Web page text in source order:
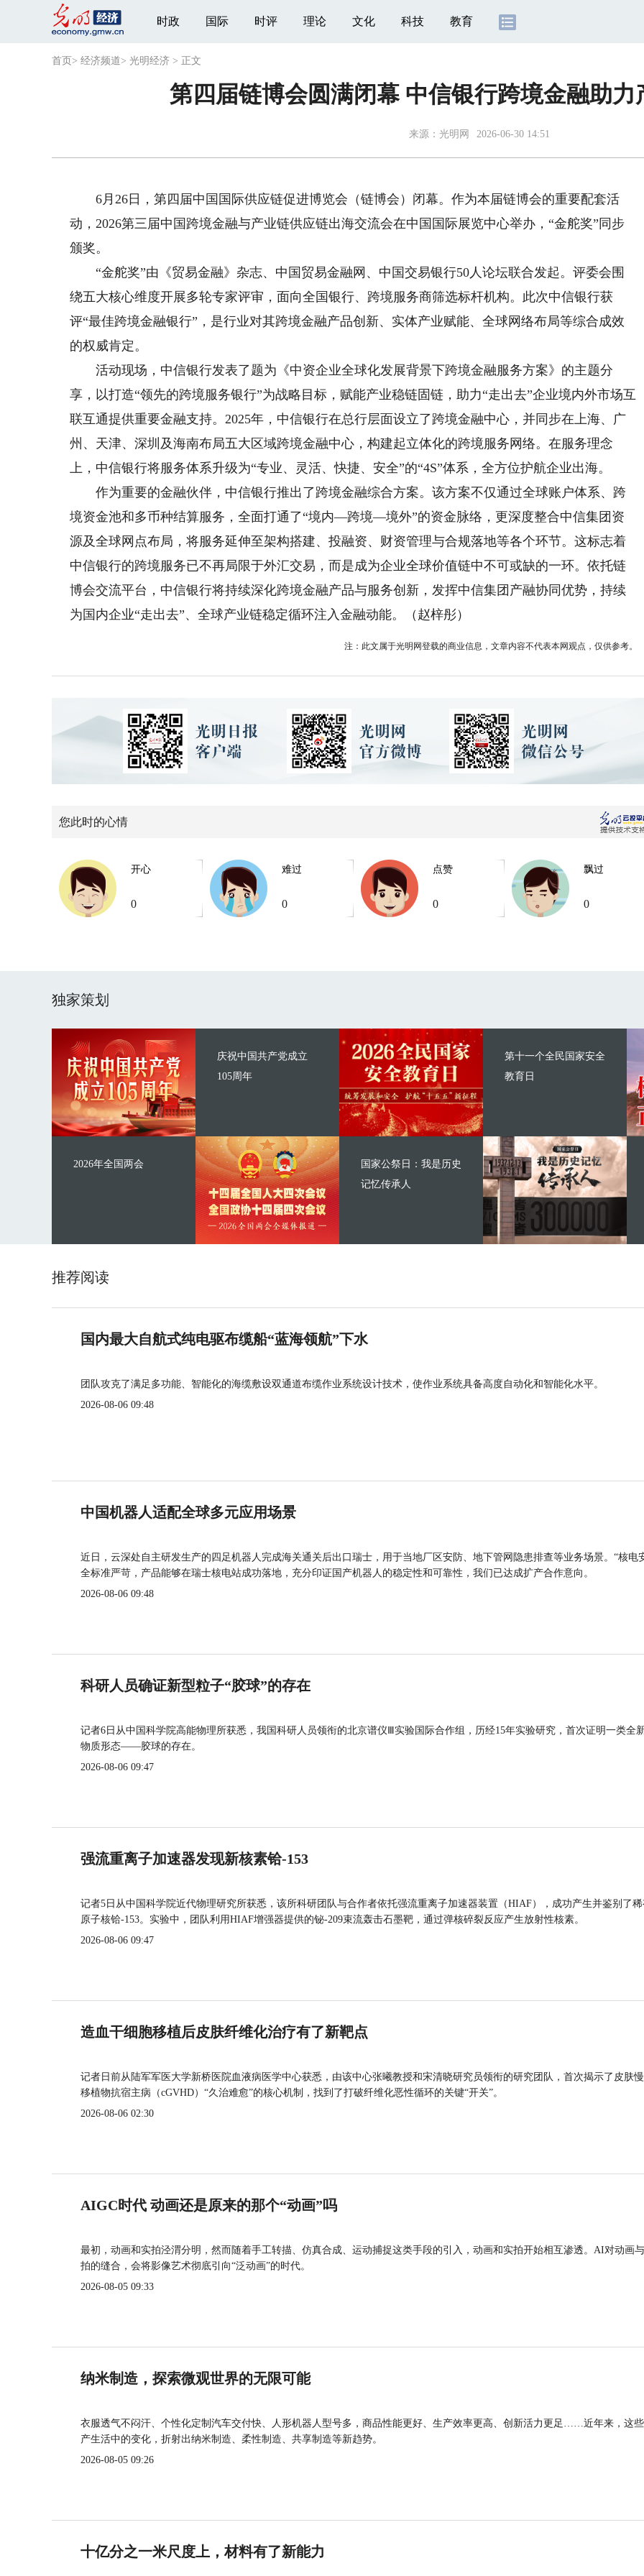
时政 国际 时评 理论 文化 科技 教育
首页 > 经济频道> 光明经济 > 正文
第四届链博会圆满闭幕 中信银行跨境金融助
来源： 光明网 2026-06-30 14:51
6月26日，第四届中国国际供应链促进博览会（链博会）闭幕。作为本届链博会的重要配套活
动，2026第三届中国跨境金融与产业链供应链出海交流会在中国国际展览中心举办，“金舵奖”同步
颁奖。
“金舵奖”由《贸易金融》杂志、中国贸易金融网、中国交易银行50人论坛联合发起。评委会围
绕五大核心维度开展多轮专家评审，面向全国银行、跨境服务商筛选标杆机构。此次中信银行获
评“最佳跨境金融银行”，是行业对其跨境金融产品创新、实体产业赋能、全球网络布局等综合成效
的权威肯定。
活动现场，中信银行发表了题为《中资企业全球化发展背景下跨境金融服务方案》的主题分
享，以打造“领先的跨境服务银行”为战略目标，赋能产业稳链固链，助力“走出去”企业境内外市场互
联互通提供重要金融支持。2025年，中信银行在总行层面设立了跨境金融中心，并同步在上海、广
州、天津、深圳及海南布局五大区域跨境金融中心，构建起立体化的跨境服务网络。在服务理念
上，中信银行将服务体系升级为“专业、灵活、快捷、安全”的“4S”体系，全方位护航企业出海。
作为重要的金融伙伴，中信银行推出了跨境金融综合方案。该方案不仅通过全球账户体系、跨
境资金池和多币种结算服务，全面打通了“境内—跨境—境外”的资金脉络，更深度整合中信集团资
源及全球网点布局，将服务延伸至架构搭建、投融资、财资管理与合规落地等各个环节。这标志着
中信银行的跨境服务已不再局限于外汇交易，而是成为企业全球价值链中不可或缺的一环。依托链
博会交流平台，中信银行将持续深化跨境金融产品与服务创新，发挥中信集团产融协同优势，持续
为国内企业“走出去”、全球产业链稳定循环注入金融动能。（赵梓彤）
注：此文属于光明网登载的商业信息，文章内容不代表本网观点，仅供参考。
您此时的心情
开心
0
难过
0
点赞
0
飘过
0
独家策划
庆祝中国共产党成立
105周年
2026年全国两会
第十一个全民国家安全
教育日
国家公祭日：我是历史
记忆传承人
推荐阅读
国内最大自航式纯电驱布缆船“蓝海领航”下水
团队攻克了满足多功能、智能化的海缆敷设双通道布缆作业系统设计技术，使作业系统具备高度自动化和智能化水平。
2026-08-06 09:48
中国机器人适配全球多元应用场景
近日，云深处自主研发生产的四足机器人完成海关通关后出口瑞士，用于当地厂区安防、地下管网隐患排查等业务场景。“核电
全标准严苛，产品能够在瑞士核电站成功落地，充分印证国产机器人的稳定性和可靠性，我们已达成扩产合作意向。
2026-08-06 09:48
科研人员确证新型粒子“胶球”的存在
记者6日从中国科学院高能物理所获悉，我国科研人员领衔的北京谱仪Ⅲ实验国际合作组，历经15年实验研究，首次证明一类全
物质形态——胶球的存在。
2026-08-06 09:47
强流重离子加速器发现新核素铪-153
记者5日从中国科学院近代物理研究所获悉，该所科研团队与合作者依托强流重离子加速器装置（HIAF），成功产生并鉴别了
原子核铪-153。实验中，团队利用HIAF增强器提供的铋-209束流轰击石墨靶，通过弹核碎裂反应产生放射性核素。
2026-08-06 09:47
造血干细胞移植后皮肤纤维化治疗有了新靶点
记者日前从陆军军医大学新桥医院血液病医学中心获悉，由该中心张曦教授和宋清晓研究员领衔的研究团队，首次揭示了皮肤
移植物抗宿主病（cGVHD）“久治难愈”的核心机制，找到了打破纤维化恶性循环的关键“开关”。
2026-08-06 02:30
AIGC时代 动画还是原来的那个“动画”吗
最初，动画和实拍泾渭分明，然而随着手工转描、仿真合成、运动捕捉这类手段的引入，动画和实拍开始相互渗透。AI对动画
拍的缝合，会将影像艺术彻底引向“泛动画”的时代。
2026-08-05 09:33
纳米制造，探索微观世界的无限可能
衣服透气不闷汗、个性化定制汽车交付快、人形机器人型号多，商品性能更好、生产效率更高、创新活力更足……近年来，这
产生活中的变化，折射出纳米制造、柔性制造、共享制造等新趋势。
2026-08-05 09:26
十亿分之一米尺度上，材料有了新能力